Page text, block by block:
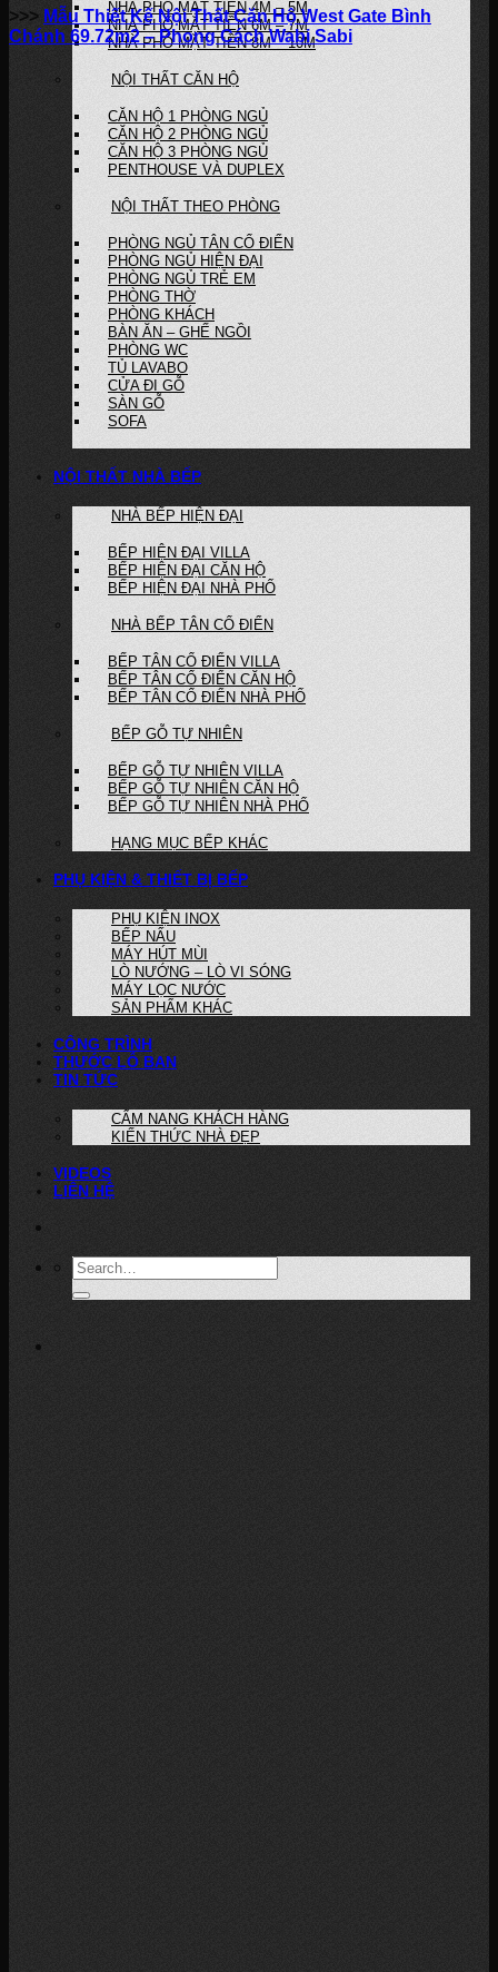
NHÀ PHỐ MẶT TIỀN 4M – 5M
NHÀ PHỐ MẶT TIỀN 6M – 7M
NHÀ PHỐ MẶT TIỀN 8M – 10M
NỘI THẤT CĂN HỘ
CĂN HỘ 1 PHÒNG NGỦ
CĂN HỘ 2 PHÒNG NGỦ
CĂN HỘ 3 PHÒNG NGỦ
PENTHOUSE VÀ DUPLEX
NỘI THẤT THEO PHÒNG
PHÒNG NGỦ TÂN CỔ ĐIỂN
PHÒNG NGỦ HIỆN ĐẠI
PHÒNG NGỦ TRẺ EM
PHÒNG THỜ
PHÒNG KHÁCH
BÀN ĂN – GHẾ NGỒI
PHÒNG WC
TỦ LAVABO
CỬA ĐI GỖ
SÀN GỖ
SOFA
NỘI THẤT NHÀ BẾP
NHÀ BẾP HIỆN ĐẠI
BẾP HIỆN ĐẠI VILLA
BẾP HIỆN ĐẠI CĂN HỘ
BẾP HIỆN ĐẠI NHÀ PHỐ
NHÀ BẾP TÂN CỔ ĐIỂN
BẾP TÂN CỔ ĐIỂN VILLA
BẾP TÂN CỔ ĐIỂN CĂN HỘ
BẾP TÂN CỔ ĐIỂN NHÀ PHỐ
BẾP GỖ TỰ NHIÊN
BẾP GỖ TỰ NHIÊN VILLA
BẾP GỖ TỰ NHIÊN CĂN HỘ
BẾP GỖ TỰ NHIÊN NHÀ PHỐ
HẠNG MỤC BẾP KHÁC
PHỤ KIỆN & THIẾT BỊ BẾP
PHỤ KIỆN INOX
BẾP NẤU
MÁY HÚT MÙI
LÒ NƯỚNG – LÒ VI SÓNG
MÁY LỌC NƯỚC
SẢN PHẨM KHÁC
CÔNG TRÌNH
THƯỚC LỖ BAN
TIN TỨC
CẨM NANG KHÁCH HÀNG
KIẾN THỨC NHÀ ĐẸP
VIDEOS
LIÊN HỆ
>>> Mẫu Thiết Kế Nội Thất Căn Hộ West Gate Bình
Chánh 69.72m2 – Phong Cách Wabi Sabi